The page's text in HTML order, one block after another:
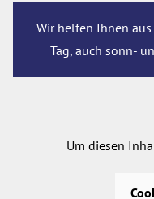
Wir helfen Ihnen
Tag, auch sonn-
Um diesen